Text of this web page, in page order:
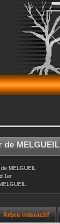
de MELGUEIL
de MELGUEIL
1er
Arbre interactif